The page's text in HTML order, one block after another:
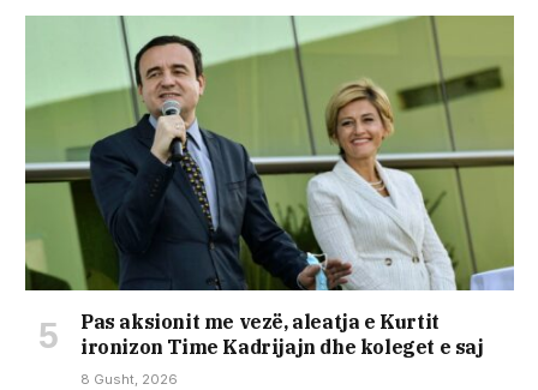
Pas aksionit me vezë, aleatja e Kurtit
ironizon Time Kadrijajn dhe koleget e saj
8 Gusht, 2026